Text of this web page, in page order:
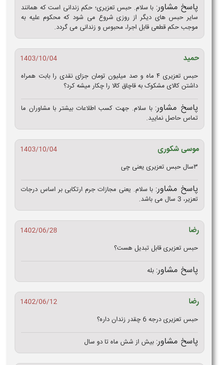
پاسخ مشاور: با سلام. حبس تعزیری؛ حکم زندانی است که همانند
سایر حبس های دیگر از روزی شروع می شود که محکوم علیه به
موجب حکم قطعی قابل اجرا، محبوس و زندانی می گردد.
حمید
1403/10/04
حبس تعزیری ۴ ماه و صد میلیون تومان جزای نقدی را بابت همراه
داشتن کالای مشکوک به قاچاق کالا را چکار میشه کرد؟
پاسخ مشاور: با سلام. جهت کسب اطلاعات بیشتر با مشاوران ما
تماس حاصل نمایید.
موسی شکوری
1403/10/04
۳سال حبس تعزیری یعنی چی
پاسخ مشاور: با سلام. یعنی مجازات جرم ارتکابی بر اساس درجات
تعزیر، 3 سال می باشد.
رضا
1402/06/28
حبس تعزیری قابل تبدیل هست؟
پاسخ مشاور: بله
رضا
1402/06/12
حبس تعزیری درجه 6 چقدر زندان داره؟
پاسخ مشاور: بيش از شش ماه تا دو سال